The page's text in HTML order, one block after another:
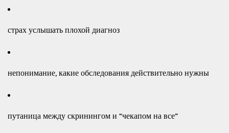
страх услышать плохой диагноз
непонимание, какие обследования действительно нужны
путаница между скринингом и “чекапом на все”